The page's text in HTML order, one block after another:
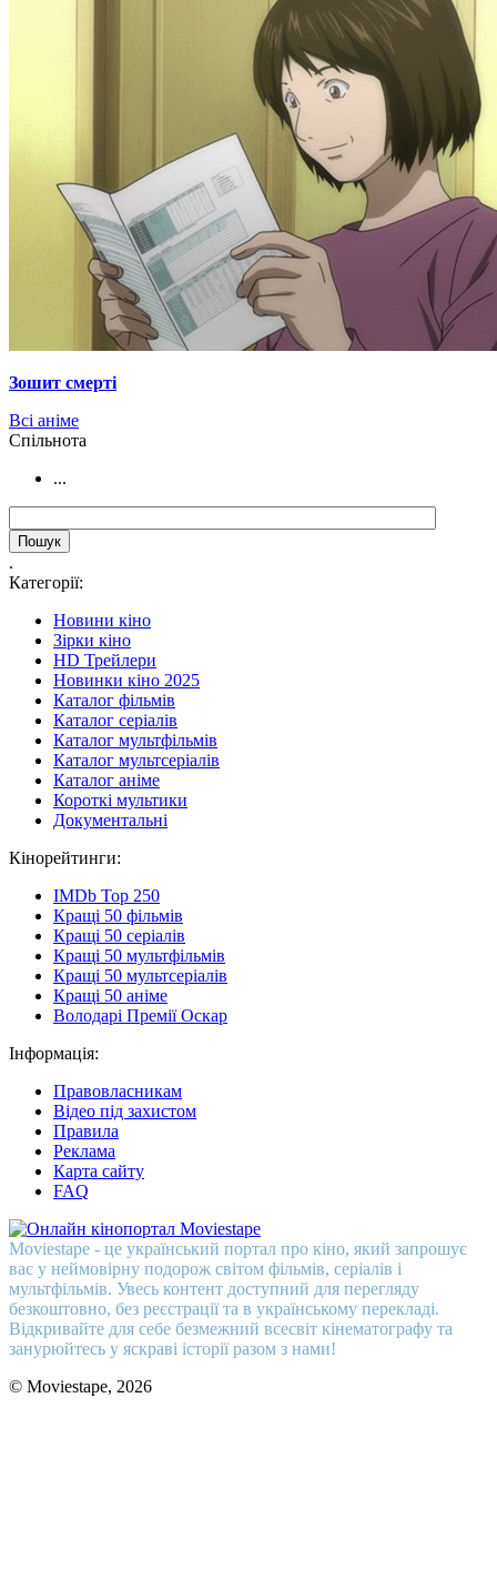
Зошит смерті
Всі аніме
Cпільнота
...
.
Категорії:
Новини кіно
Зірки кіно
HD Трейлери
Новинки кіно 2025
Каталог фільмів
Каталог серіалів
Каталог мультфільмів
Каталог мультсеріалів
Каталог аніме
Короткі мультики
Документальні
Кінорейтинги:
IMDb Top 250
Кращі 50 фільмів
Кращі 50 серіалів
Кращі 50 мультфільмів
Кращі 50 мультсеріалів
Кращі 50 аніме
Володарі Премії Оскар
Інформація:
Правовласникам
Відео під захистом
Правила
Реклама
Карта сайту
FAQ
Moviestape - це український портал про кіно, який запрошує
вас у неймовірну подорож світом фільмів, серіалів і
мультфільмів. Увесь контент доступний для перегляду
безкоштовно, без реєстрації та в українському перекладі.
Відкривайте для себе безмежний всесвіт кінематографу та
занурюйтесь у яскраві історії разом з нами!
© Moviestape, 2026